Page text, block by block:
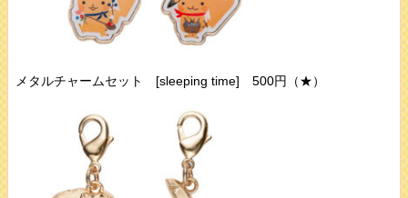
メタルチャームセット [sleeping time] 500円（★）